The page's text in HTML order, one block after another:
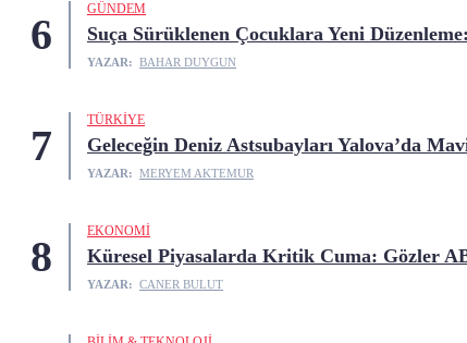
6
GÜNDEM
Suça Sürüklenen Çocuklara Yeni
YAZAR: BAHAR DUYGUN
7
TÜRKIYE
Geleceğin Deniz Astsubayları Yalova’da
YAZAR: MERYEM AKTEMUR
8
EKONOMI
Küresel Piyasalarda Kritik Cuma: Gözler
YAZAR: CANER BULUT